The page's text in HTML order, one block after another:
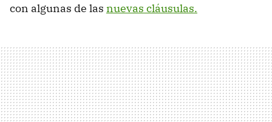
con algunas de las nuevas cláusulas.